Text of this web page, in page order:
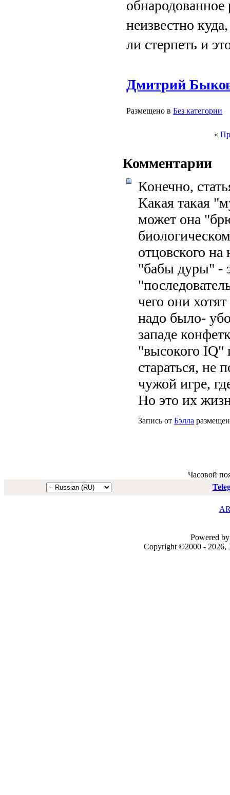
неизвестно
ли стерпеть и
Дмитрий
Размещено в Без категории
«
Комментарии
Конечно,
Какая такая
может она
отцовского на
"бабы дуры" -
чего они
надо было-
западе
"высокого IQ"
стараться, не
чужой игре,
Но это их
Запись от Бэлла
Часовой
Powered
Copyright ©2000 - 2026,